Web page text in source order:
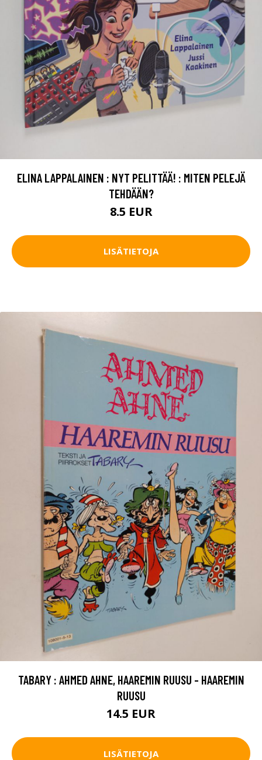
ELINA LAPPALAINEN : NYT PELITTÄÄ! : MITEN PELEJÄ
TEHDÄÄN?
8.5 EUR
LISÄTIETOJA
TABARY : AHMED AHNE, HAAREMIN RUUSU - HAAREMIN
RUUSU
14.5 EUR
LISÄTIETOJA